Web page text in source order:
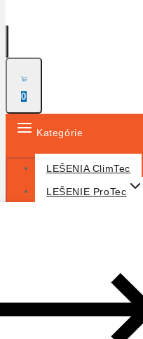
0
Kategórie
LEŠENIA ClimTec
LEŠENIE ProTec